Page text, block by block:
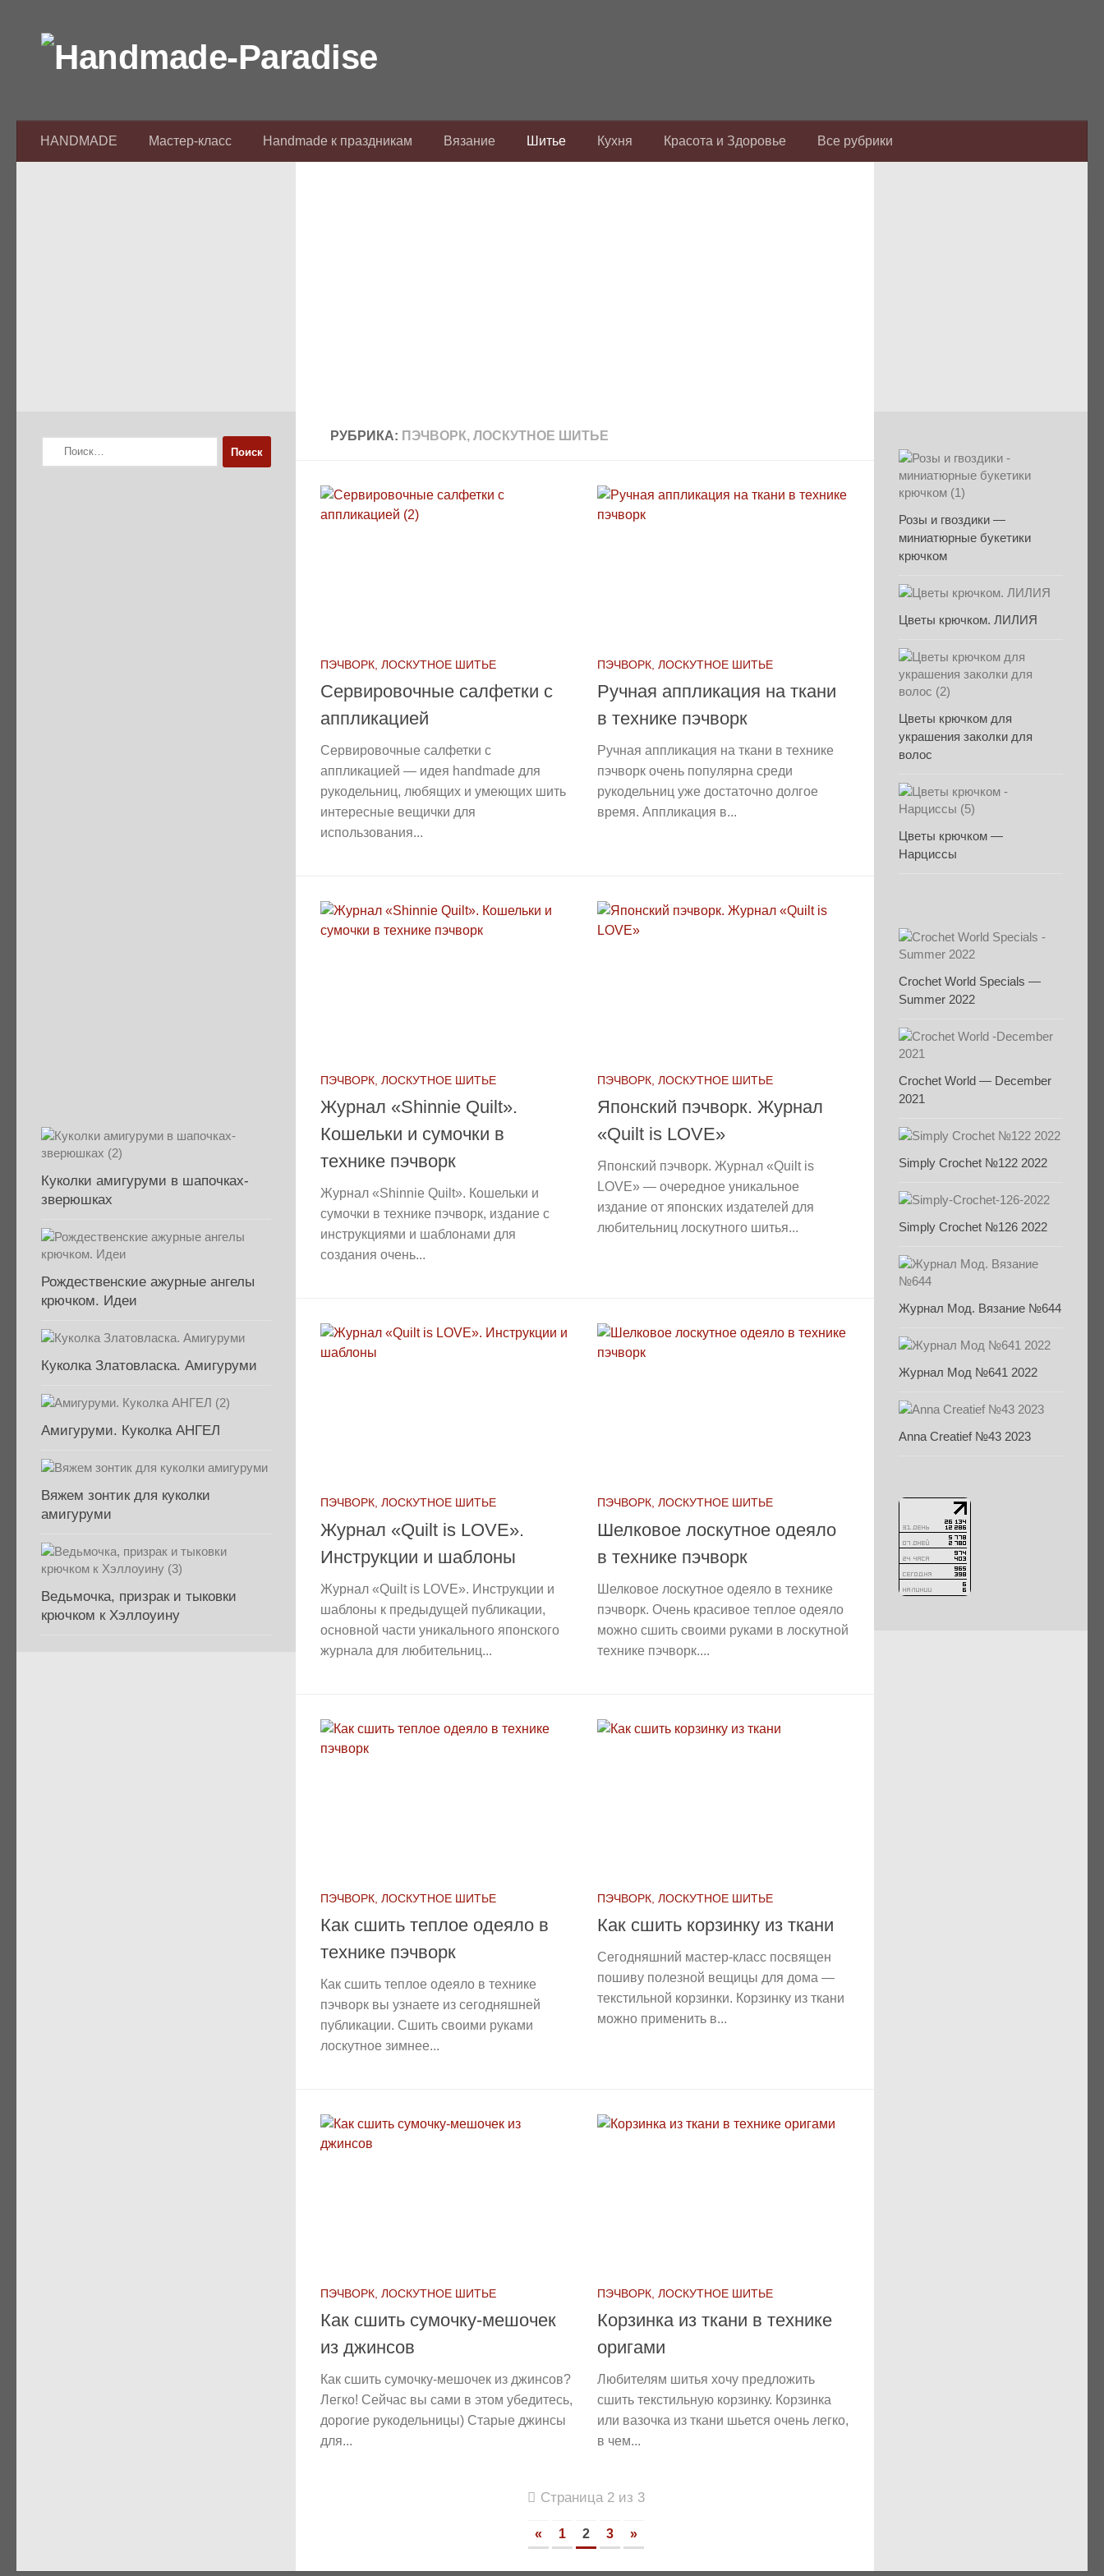
HANDMADE Мастер-класс Handmade к праздникам Вязание Шитье Кухня Красота и Здоровье Все рубрики
РУБРИКА: ПЭЧВОРК, ЛОСКУТНОЕ ШИТЬЕ
ПЭЧВОРК, ЛОСКУТНОЕ ШИТЬЕ
Сервировочные салфетки с
аппликацией
Сервировочные салфетки с
аппликацией — идея handmade для
рукодельниц, любящих и умеющих шить
интересные вещички для
использования...
ПЭЧВОРК, ЛОСКУТНОЕ ШИТЬЕ
Ручная аппликация на ткани
в технике пэчворк
Ручная аппликация на ткани в технике
пэчворк очень популярна среди
рукодельниц уже достаточно долгое
время. Аппликация в...
ПЭЧВОРК, ЛОСКУТНОЕ ШИТЬЕ
Журнал «Shinnie Quilt».
Кошельки и сумочки в
технике пэчворк
Журнал «Shinnie Quilt». Кошельки и
сумочки в технике пэчворк, издание с
инструкциями и шаблонами для
создания очень...
ПЭЧВОРК, ЛОСКУТНОЕ ШИТЬЕ
Японский пэчворк. Журнал
«Quilt is LOVE»
Японский пэчворк. Журнал «Quilt is
LOVE» — очередное уникальное
издание от японских издателей для
любительниц лоскутного шитья...
ПЭЧВОРК, ЛОСКУТНОЕ ШИТЬЕ
Журнал «Quilt is LOVE».
Инструкции и шаблоны
Журнал «Quilt is LOVE». Инструкции и
шаблоны к предыдущей публикации,
основной части уникального японского
журнала для любительниц...
ПЭЧВОРК, ЛОСКУТНОЕ ШИТЬЕ
Шелковое лоскутное одеяло
в технике пэчворк
Шелковое лоскутное одеяло в технике
пэчворк. Очень красивое теплое одеяло
можно сшить своими руками в лоскутной
технике пэчворк....
ПЭЧВОРК, ЛОСКУТНОЕ ШИТЬЕ
Как сшить теплое одеяло в
технике пэчворк
Как сшить теплое одеяло в технике
пэчворк вы узнаете из сегодняшней
публикации. Сшить своими руками
лоскутное зимнее...
ПЭЧВОРК, ЛОСКУТНОЕ ШИТЬЕ
Как сшить корзинку из ткани
Сегодняшний мастер-класс посвящен
пошиву полезной вещицы для дома —
текстильной корзинки. Корзинку из ткани
можно применить в...
ПЭЧВОРК, ЛОСКУТНОЕ ШИТЬЕ
Как сшить сумочку-мешочек
из джинсов
Как сшить сумочку-мешочек из джинсов?
Легко! Сейчас вы сами в этом убедитесь,
дорогие рукодельницы) Старые джинсы
для...
ПЭЧВОРК, ЛОСКУТНОЕ ШИТЬЕ
Корзинка из ткани в технике
оригами
Любителям шитья хочу предложить
сшить текстильную корзинку. Корзинка
или вазочка из ткани шьется очень легко,
в чем...
Страница 2 из 3
« 1 2 3 »
Найти:
Куколки амигуруми в шапочках-
зверюшках
Рождественские ажурные ангелы
крючком. Идеи
Куколка Златовласка. Амигуруми
Амигуруми. Куколка АНГЕЛ
Вяжем зонтик для куколки
амигуруми
Ведьмочка, призрак и тыковки
крючком к Хэллоуину
Розы и гвоздики —
миниатюрные букетики
крючком
Цветы крючком. ЛИЛИЯ
Цветы крючком для
украшения заколки для
волос
Цветы крючком —
Нарциссы
Crochet World Specials —
Summer 2022
Crochet World — December
2021
Simply Crochet №122 2022
Simply Crochet №126 2022
Журнал Мод. Вязание №644
Журнал Мод №641 2022
Anna Creatief №43 2023